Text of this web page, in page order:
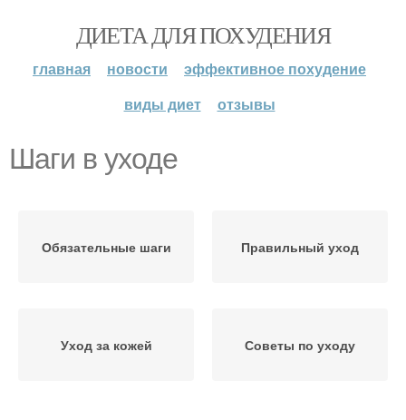
ДИЕТА ДЛЯ ПОХУДЕНИЯ
главная новости
эффективное похудение
виды диет
отзывы
Шаги в уходе
Обязательные шаги Правильный уход
Уход за кожей Советы по уходу